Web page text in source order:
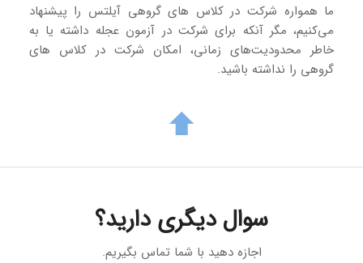
ما همواره شرکت در کلاس های گروهی آیلتس را پیشنهاد
می‌کنیم، مگر آنکه برای شرکت در آزمون عجله داشته یا به
خاطر محدودیت‌های زمانی، امکان شرکت در کلاس های
گروهی را نداشته باشید.
سوال دیگری دارید؟
اجازه دهید با شما تماس بگیریم.